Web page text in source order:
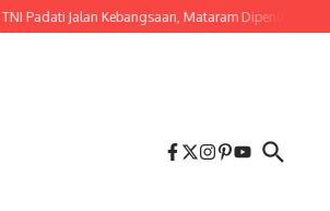
Jalan Kebangsaan, Mataram Dipenuhi Merah Putih